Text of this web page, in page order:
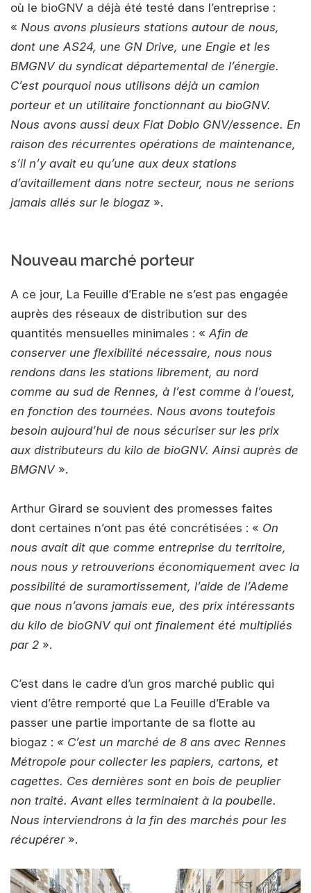
où le bioGNV a déjà été testé dans l’entreprise :
« Nous avons plusieurs stations autour de nous,
dont une AS24, une GN Drive, une Engie et les
BMGNV du syndicat départemental de l’énergie.
C’est pourquoi nous utilisons déjà un camion
porteur et un utilitaire fonctionnant au bioGNV.
Nous avons aussi deux Fiat Doblo GNV/essence. En
raison des récurrentes opérations de maintenance,
s’il n’y avait eu qu’une aux deux stations
d’avitaillement dans notre secteur, nous ne serions
jamais allés sur le biogaz ».
Nouveau marché porteur
A ce jour, La Feuille d’Erable ne s’est pas engagée
auprès des réseaux de distribution sur des
quantités mensuelles minimales : «Afin de
conserver une flexibilité nécessaire, nous nous
rendons dans les stations librement, au nord
comme au sud de Rennes, à l’est comme à l’ouest,
en fonction des tournées. Nous avons toutefois
besoin aujourd’hui de nous sécuriser sur les prix
aux distributeurs du kilo de bioGNV. Ainsi auprès de
BMGNV».
Arthur Girard se souvient des promesses faites
dont certaines n’ont pas été concrétisées : « On
nous avait dit que comme entreprise du territoire,
nous nous y retrouverions économiquement avec la
possibilité de suramortissement, l’aide de l’Ademe
que nous n’avons jamais eue, des prix intéressants
du kilo de bioGNV qui ont finalement été multipliés
par 2 ».
C’est dans le cadre d’un gros marché public qui
vient d’être remporté que La Feuille d’Erable va
passer une partie importante de sa flotte au
biogaz : « C’est un marché de 8 ans avec Rennes
Métropole pour collecter les papiers, cartons, et
cagettes. Ces dernières sont en bois de peuplier
non traité. Avant elles terminaient à la poubelle.
Nous interviendrons à la fin des marchés pour les
récupérer».